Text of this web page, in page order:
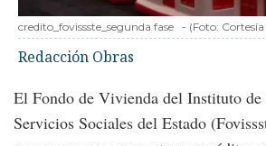
credito_fovissste_segunda fase - (Foto: Cortesía
Redacción Obras
El Fondo de Vivienda del Instituto de
Servicios Sociales del Estado